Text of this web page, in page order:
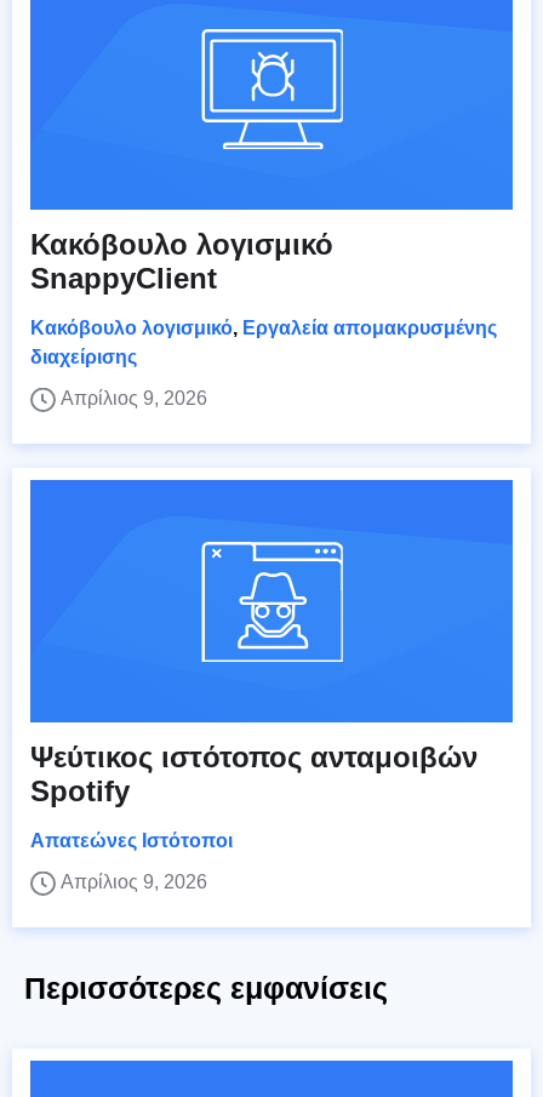
Κακόβουλο λογισμικό
SnappyClient
Κακόβουλο λογισμικό, Εργαλεία απομακρυσμένης
διαχείρισης
Απρίλιος 9, 2026
Ψεύτικος ιστότοπος ανταμοιβών
Spotify
Απατεώνες Ιστότοποι
Απρίλιος 9, 2026
Περισσότερες εμφανίσεις